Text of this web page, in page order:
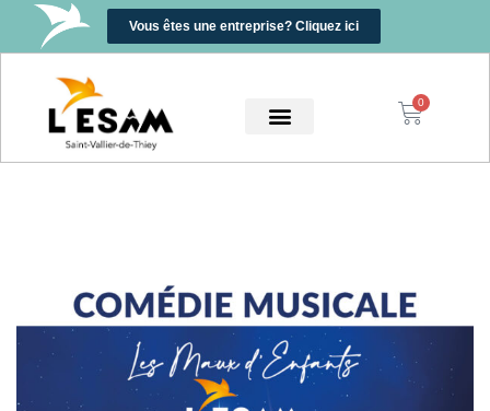
Vous êtes une entreprise? Cliquez ici
0